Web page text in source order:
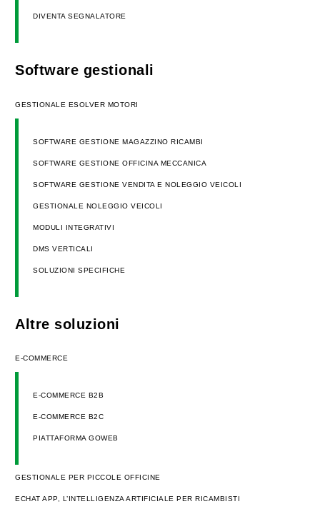
DIVENTA SEGNALATORE
Software gestionali
GESTIONALE ESOLVER MOTORI
SOFTWARE GESTIONE MAGAZZINO RICAMBI
SOFTWARE GESTIONE OFFICINA MECCANICA
SOFTWARE GESTIONE VENDITA E NOLEGGIO VEICOLI
GESTIONALE NOLEGGIO VEICOLI
MODULI INTEGRATIVI
DMS VERTICALI
SOLUZIONI SPECIFICHE
Altre soluzioni
E-COMMERCE
E-COMMERCE B2B
E-COMMERCE B2C
PIATTAFORMA GOWEB
GESTIONALE PER PICCOLE OFFICINE
ECHAT APP, L’INTELLIGENZA ARTIFICIALE PER RICAMBISTI